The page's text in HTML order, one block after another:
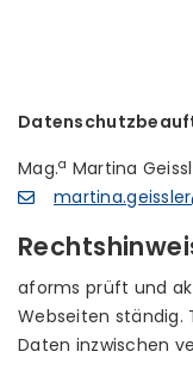
Mag.a Martina
aforms prüft und
Webseiten ständig.
Daten inzwischen